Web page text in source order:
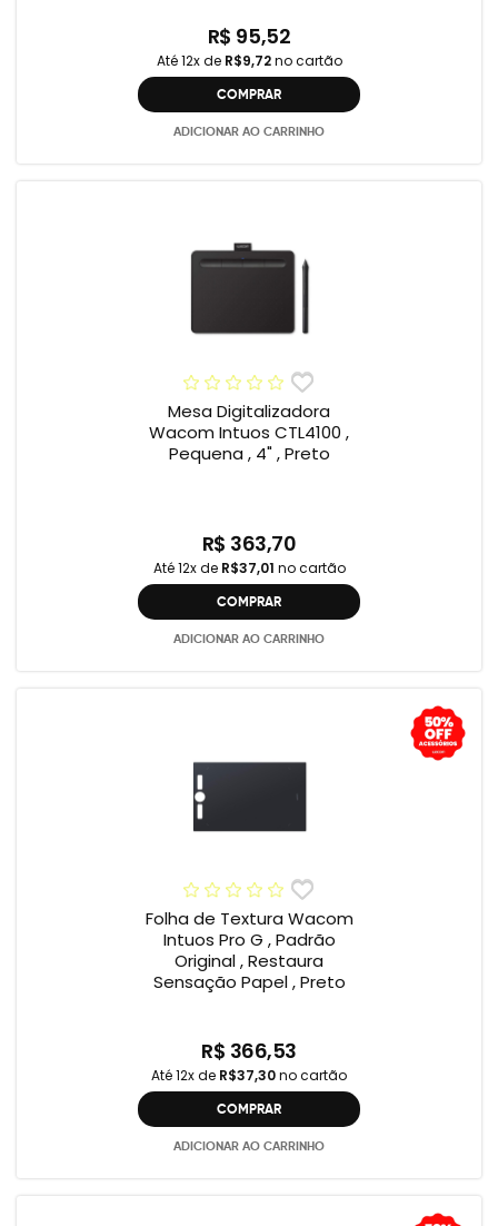
R$ 95,52
Até 12x de R$9,72no cartão
COMPRAR
ADICIONAR AO CARRINHO
Mesa Digitalizadora
Wacom Intuos CTL4100 ,
Pequena , 4" , Preto
R$ 363,70
Até 12x de R$37,01 no cartão
COMPRAR
ADICIONAR AO CARRINHO
Folha de Textura Wacom
Intuos Pro G , Padrão
Original , Restaura
Sensação Papel , Preto
R$ 366,53
Até 12x de R$37,30no cartão
COMPRAR
ADICIONAR AO CARRINHO